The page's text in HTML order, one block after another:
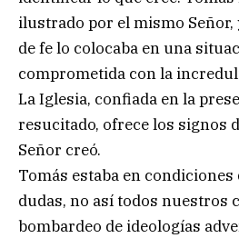
ilustrado por el mismo Señor,
de fe lo colocaba en una
comprometida con la
La Iglesia, confiada en la
resucitado, ofrece los signos
Señor creó.
Tomás estaba en
dudas, no así todos nuestros
bombardeo de ideologías